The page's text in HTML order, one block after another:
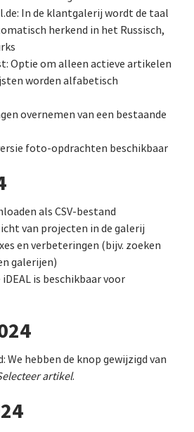
In de klantgalerij wordt de taal
herkend in het Russisch,
Optie om alleen actieve artikelen
worden alfabetisch
overnemen van een bestaande
foto-opdrachten beschikbaar
als CSV-bestand
van projecten in de galerij
en verbeteringen (bijv. zoeken
galerijen)
is beschikbaar voor
hebben de knop gewijzigd van
artikel.